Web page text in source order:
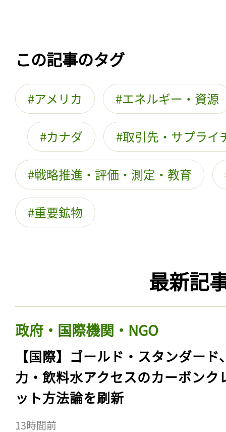
この記事のタグ
アメリカ エネルギー・資源
カナダ 取引先・サプライ
戦略推進・評価・測定・教育
重要鉱物
最新記
政府・国際機関・NGO
【国際】ゴールド・スタンダード
力・飲料水アクセスのカーボンク
ット方法論を刷新
13時間前